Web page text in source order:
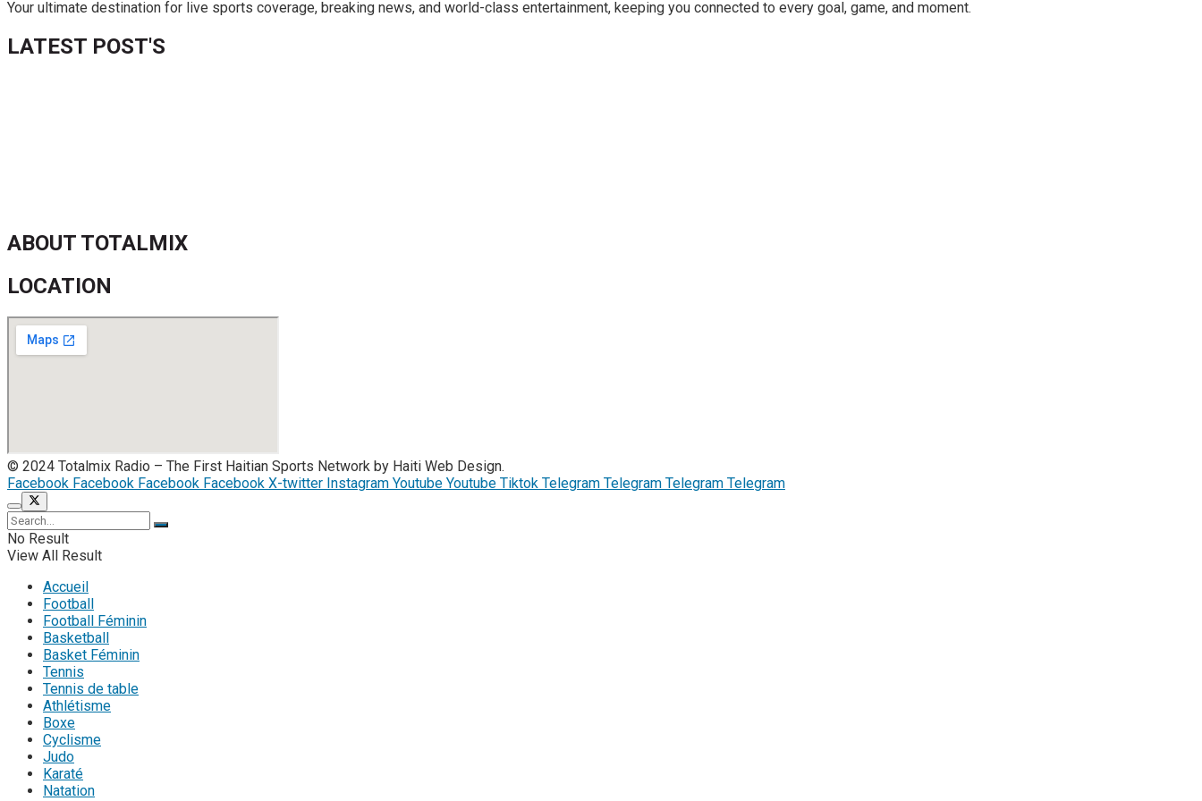
Your ultimate destination for live sports coverage, breaking news, and world-class entertainment, keeping you connected to every goal, game, and moment.
LATEST POST'S
ABOUT TOTALMIX
LOCATION
© 2024 Totalmix Radio – The First Haitian Sports Network by Haiti Web Design.
Facebook Facebook Facebook Facebook X-twitter Instagram Youtube Youtube Tiktok Telegram Telegram Telegram Telegram
No Result
View All Result
Accueil
Football
Football Féminin
Basketball
Basket Féminin
Tennis
Tennis de table
Athlétisme
Boxe
Cyclisme
Judo
Karaté
Natation